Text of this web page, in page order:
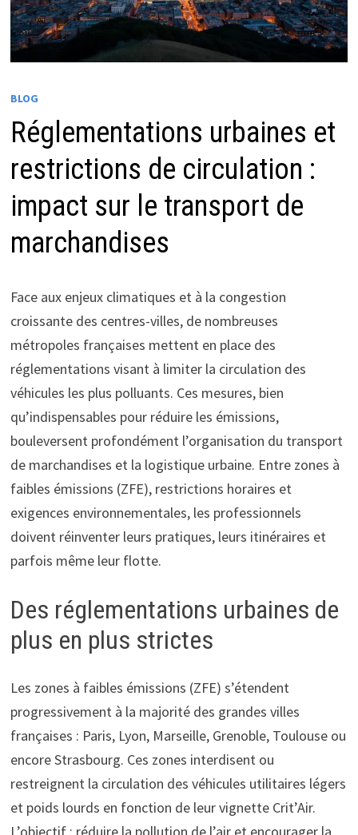
BLOG
Réglementations urbaines et
restrictions de circulation :
impact sur le transport de
marchandises
Face aux enjeux climatiques et à la congestion
croissante des centres-villes, de nombreuses
métropoles françaises mettent en place des
réglementations visant à limiter la circulation des
véhicules les plus polluants. Ces mesures, bien
qu’indispensables pour réduire les émissions,
bouleversent profondément l’organisation du transport
de marchandises et la logistique urbaine. Entre zones à
faibles émissions (ZFE), restrictions horaires et
exigences environnementales, les professionnels
doivent réinventer leurs pratiques, leurs itinéraires et
parfois même leur flotte.
Des réglementations urbaines de
plus en plus strictes
Les zones à faibles émissions (ZFE) s’étendent
progressivement à la majorité des grandes villes
françaises : Paris, Lyon, Marseille, Grenoble, Toulouse ou
encore Strasbourg. Ces zones interdisent ou
restreignent la circulation des véhicules utilitaires légers
et poids lourds en fonction de leur vignette Crit’Air.